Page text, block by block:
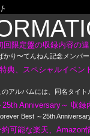
限定盤の収録内容の
かり〜てんねん記念メン
典、スペシャルイベ
アルバムには、同名タ
Anniversary～ 収
Best ～25th
可能な楽天、Amazon